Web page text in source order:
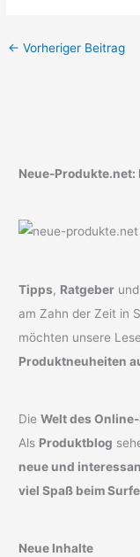
← Vorheriger Beitrag
Neue-Produkte.net:
Tipps, Ratgeber und
am Zahn der Zeit in
möchten unsere
Produktneuheiten
DieWelt des
Als Produktblog
neue und
viel Spaß beim
Neue Inhalte